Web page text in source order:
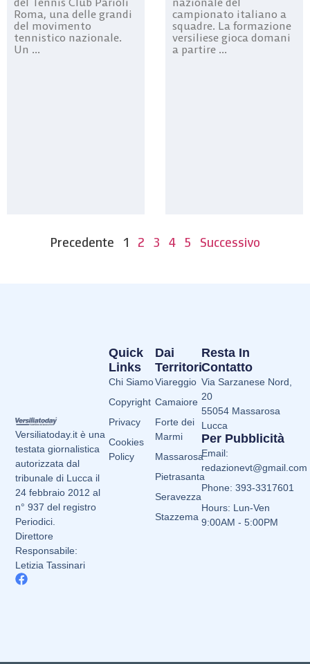
Roma, una delle grandi
del movimento
tennistico nazionale.
Un ...
campionato italiano a
squadre. La formazione
versiliese gioca domani
a partire ...
Precedente 1 2 3 4 5 Successivo
Versiliatoday.it è una
testata giornalistica
autorizzata dal
tribunale di Lucca il
24 febbraio 2012 al
n° 937 del registro
Periodici.
Direttore
Responsabile:
Letizia Tassinari
Dai
Territori
Viareggio
Camaiore
Forte dei
Marmi
Massarosa
Pietrasanta
Seravezza
Stazzema
Quick
Links
Chi Siamo
Copyright
Privacy
Cookies
Policy
Resta In
Contatto
Via Sarzanese Nord,
20
55054 Massarosa
Lucca
Per Pubblicità
Email:
redazionevt@gmail.com
Phone: 393-3317601
Hours: Lun-Ven
9:00AM - 5:00PM